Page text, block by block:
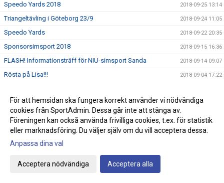
Speedo Yards 2018 2018-09-25 13:14
Triangeltävling i Göteborg 23/9 2018-09-24 11:05
Speedo Yards 2018-09-22 20:35
Sponsorsimsport 2018 2018-09-15 16:36
FLASH! Informationsträff för NIU-simsport Sanda 2018-09-14 09:07
Rösta på Lisa!!! 2018-09-04 17:22
Simskola för barn 2018-09-03 13:50
VATTENGYMPA start v. 35 2018-08-31 11:01
VÄLKOMMEN TILL SIMSKOLA HÖSTEN 2018 2018-08-27 13:09
Motala kanalsim
ANSÖKAN TILL NIU GYMNASIET 2019
ANMÄL TILL HÖSTENS SIMSKOLA
För att hemsidan ska fungera korrekt använder vi nödvändiga
cookies från SportAdmin. Dessa går inte att stänga av.
Föreningen kan också använda frivilliga cookies, t.ex. för statistik
eller marknadsföring. Du väljer själv om du vill acceptera dessa.
Anpassa dina val
Acceptera nödvändiga Acceptera alla